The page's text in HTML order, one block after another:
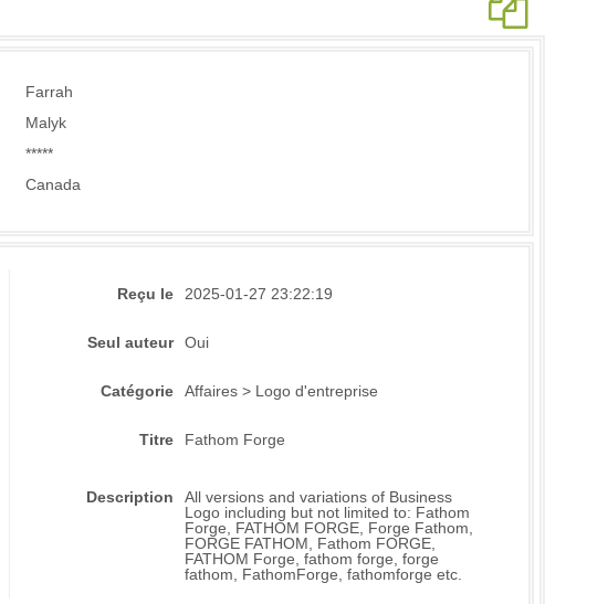
Farrah
Malyk
*****
Canada
Reçu le 2025-01-27 23:22:19
Seul auteur Oui
Catégorie Affaires > Logo d'entreprise
Titre Fathom Forge
Description
All versions and variations of Business
Logo including but not limited to: Fathom
Forge, FATHOM FORGE, Forge Fathom,
FORGE FATHOM, Fathom FORGE,
FATHOM Forge, fathom forge, forge
fathom, FathomForge, fathomforge etc.